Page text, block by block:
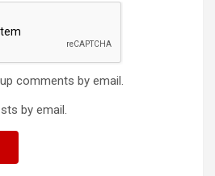
comments by email.
by email.